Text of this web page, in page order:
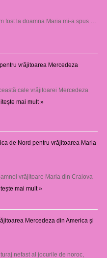
fost la doamna Maria mi-a spus …
vrăjitoarea Mercedeza
cale vrăjitoarei Mercedeza
mai mult »
de Nord pentru vrăjitoarea Maria
vrăjitoare Maria din Craiova
mai mult »
Mercedeza din America și
nefast al jocurile de noroc,